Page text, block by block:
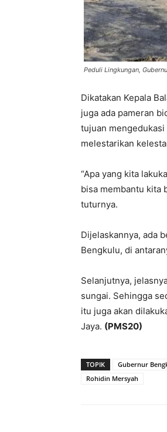
Peduli Lingkungan,
Dikatakan Kepala
juga ada pameran
tujuan mengedukasi
melestarikan
“Apa yang kita
bisa membantu kita
tuturnya.
Dijelaskannya, ada
Bengkulu, di
Selanjutnya,
sungai. Sehingga
itu juga akan
Jaya. (PMS20)
TOPIK Gubernur
Rohidin Mersyah